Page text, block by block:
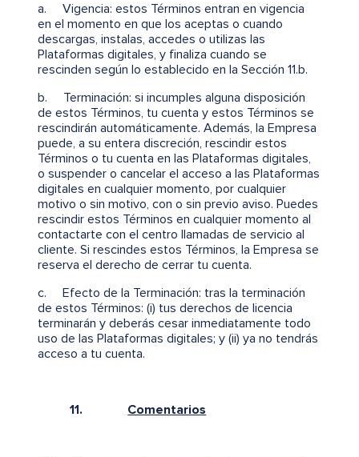
a. Vigencia: estos Términos entran en vigencia
en el momento en que los aceptas o cuando
descargas, instalas, accedes o utilizas las
Plataformas digitales, y finaliza cuando se
rescinden según lo establecido en la Sección 11.b.
b. Terminación: si incumples alguna disposición
de estos Términos, tu cuenta y estos Términos se
rescindirán automáticamente. Además, la Empresa
puede, a su entera discreción, rescindir estos
Términos o tu cuenta en las Plataformas digitales,
o suspender o cancelar el acceso a las Plataformas
digitales en cualquier momento, por cualquier
motivo o sin motivo, con o sin previo aviso. Puedes
rescindir estos Términos en cualquier momento al
contactarte con el centro llamadas de servicio al
cliente. Si rescindes estos Términos, la Empresa se
reserva el derecho de cerrar tu cuenta.
c. Efecto de la Terminación: tras la terminación
de estos Términos: (i) tus derechos de licencia
terminarán y deberás cesar inmediatamente todo
uso de las Plataformas digitales; y (ii) ya no tendrás
acceso a tu cuenta.
11. Comentarios